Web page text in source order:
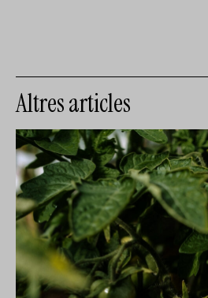
Altres articles